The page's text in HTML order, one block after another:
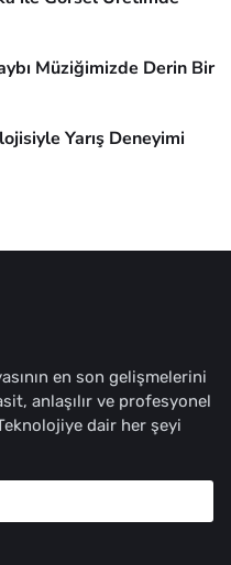
Müziğimizde Derin Bir
Yarış Deneyimi
en son gelişmelerini
anlaşılır ve profesyonel
dair her şeyi